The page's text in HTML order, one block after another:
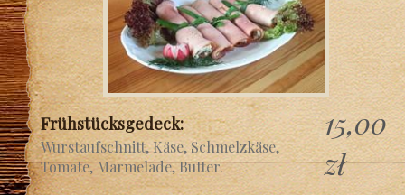
Frühstücksgedeck:
Wurstaufschnitt, Käse, Schmelzkäse,
Tomate, Marmelade, Butter.
15,00
zł